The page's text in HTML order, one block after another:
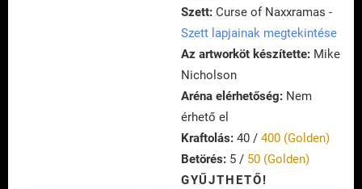
Szett: Curse of Naxxramas -
Szett lapjainak megtekintése
Az artworköt készítette: Mike
Nicholson
Aréna elérhetőség: Nem
érhető el
Kraftolás: 40 / 400 (Golden)
Betörés: 5 / 50 (Golden)
GYŰJTHETŐ!